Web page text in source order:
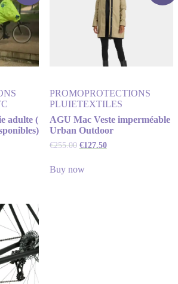
adulte (
PROMOPROTECTIONS
PLUIETEXTILES
AGU Mac Veste imperméable
Urban Outdoor
€255.00 €127.50
Buy now